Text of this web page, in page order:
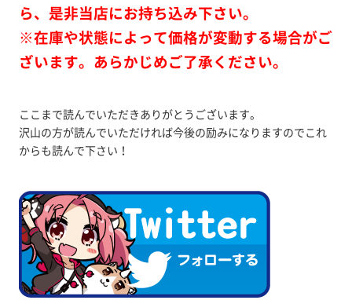
ら、是非当店にお持ち込み下さい。
※在庫や状態によって価格が変動する場合がご
ざいます。あらかじめご了承ください。
ここまで読んでいただきありがとうございます。
沢山の方が読んでいただければ今後の励みになりますのでこれ
からも読んで下さい！